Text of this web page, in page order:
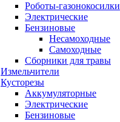
Роботы-газонокосилки
Электрические
Бензиновые
Несамоходные
Самоходные
Сборники для травы
Измельчители
Кусторезы
Аккумуляторные
Электрические
Бензиновые